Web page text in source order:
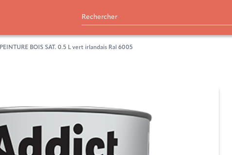
PEINTURE BOIS SAT. 0.5 L vert irlandais Ral 6005